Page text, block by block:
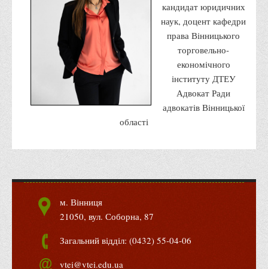
Адміністрація
Факультети
Обліково-фінансовий
Торгівлі, маркетингу та сфери обслуговування
Економіки, менеджменту та права
Товарознавства, експертизи та торговельного
Туризму та готельно-ресторанної справи
Фізичного виховання та спорту
Менеджменту та публічного управління
Інноваційної економіки та цифрових технологій
Психології
кандидат юридичних
наук, доцент кафедри
права Вінницького
торговельно-
економічного
інституту ДТЕУ
Адвокат Ради
адвокатів Вінницької
області
м. Вінниця
21050, вул. Соборна, 87
Загальний відділ: (0432) 55-04-06
vtei@vtei.edu.ua